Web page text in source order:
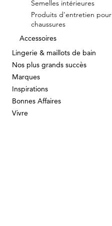
Semelles intérieures
Produits d'entretien pour
chaussures
Accessoires
Lingerie & maillots de bain
Nos plus grands succès
Marques
Inspirations
Bonnes Affaires
Vivre